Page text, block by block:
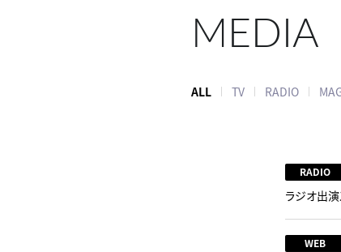
MEDIA
ALL TV RADIO
RADIO
ラジオ出演
WEB